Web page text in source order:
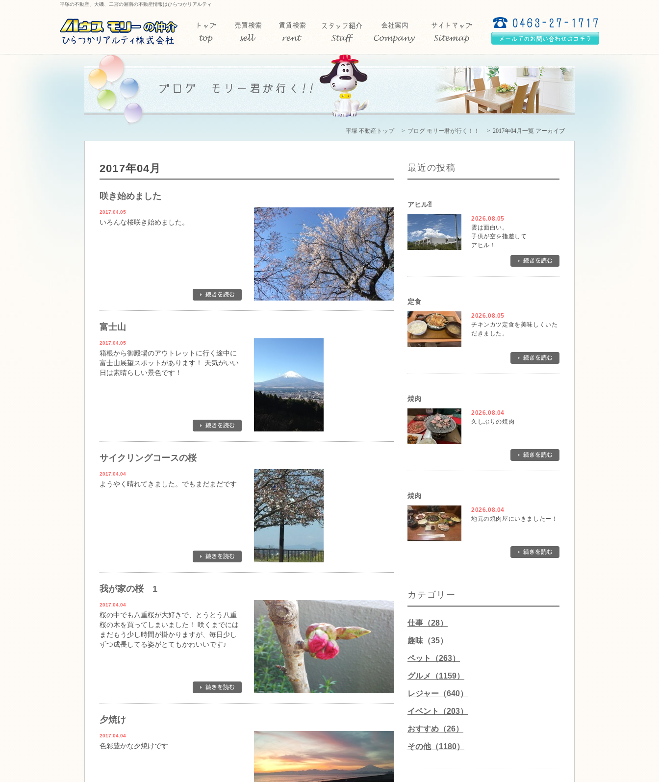
平塚の不動産、大磯、二宮の湘南の不動産情報はひらつかリアルティ
平塚 不動産トップ ブログ モリー君が行く！！ 2017年04月一覧 アーカイブ
2017年04月
咲き始めました
2017.04.05
いろんな桜咲き始めました。
富士山
2017.04.05
箱根から御殿場のアウトレットに行く途中に
富士山展望スポットがあります！ 天気がいい
日は素晴らしい景色です！
サイクリングコースの桜
2017.04.04
ようやく晴れてきました。でもまだまだです
我が家の桜 1
2017.04.04
桜の中でも八重桜が大好きで、とうとう八重
桜の木を買ってしまいました！ 咲くまでには
まだもう少し時間が掛かりますが、毎日少し
ずつ成長してる姿がとてもかわいいです♪
夕焼け
2017.04.04
色彩豊かな夕焼けです
最近の投稿
アヒル⁈
2026.08.05
雲は面白い。
子供が空を指差して
アヒル！
確かにそんな形です。
定食
2026.08.05
チキンカツ定食を美味しくいた
だきました。
焼肉
2026.08.04
久しぶりの焼肉
焼肉
2026.08.04
地元の焼肉屋にいきましたー！
カテゴリー
仕事（28）
趣味（35）
ペット（263）
グルメ（1159）
レジャー（640）
イベント（203）
おすすめ（26）
その他（1180）